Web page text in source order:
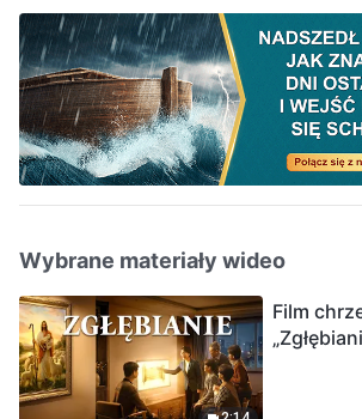
Wybrane materiały wideo
Film